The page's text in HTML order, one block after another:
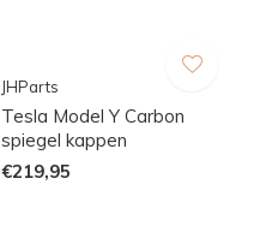
JHParts
Tesla Model Y Carbon
spiegel kappen
€219,95